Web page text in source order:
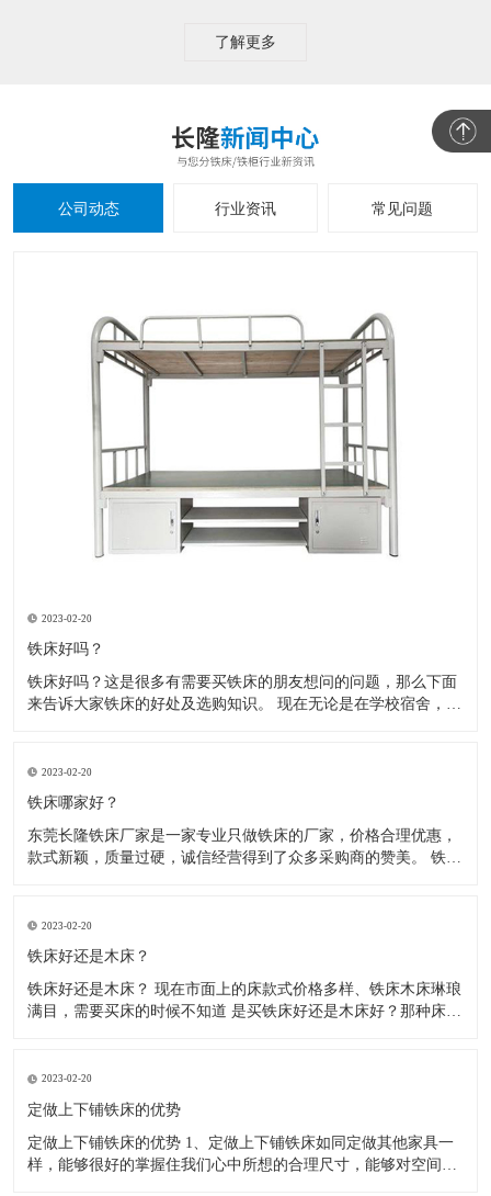
了解更多
公司动态 行业资讯 常见问题
2023-02-20
铁床好吗？
铁床好吗？这是很多有需要买铁床的朋友想问的问题，那么下面
来告诉大家铁床的好处及选购知识。 现在无论是在学校宿舍，工
命长，价格相对也比较实惠。木床不防腐、容易松动、长虫、摇
晃。 现
2023-02-20
铁床哪家好？
东莞长隆铁床厂家是一家专业只做铁床的厂家，价格合理优惠，
款式新颖，质量过硬，诚信经营得到了众多采购商的赞美。 铁床
料全部采用加厚材料，可承重500kg，稳固不摇晃，高温高烤漆
2023-02-20
铁床好还是木床？
铁床好还是木床？ 现在市面上的床款式价格多样、铁床木床琳琅
满目，需要买床的时候不知道 是买铁床好还是木床好？那种床结
怕水，现在的木床基本都是锯末板含甲醛对人体是有害的，遇到
返潮
2023-02-20
定做上下铺铁床的优势
定做上下铺铁床的优势 1、定做上下铺铁床如同定做其他家具一
样，能够很好的掌握住我们心中所想的合理尺寸，能够对空间的